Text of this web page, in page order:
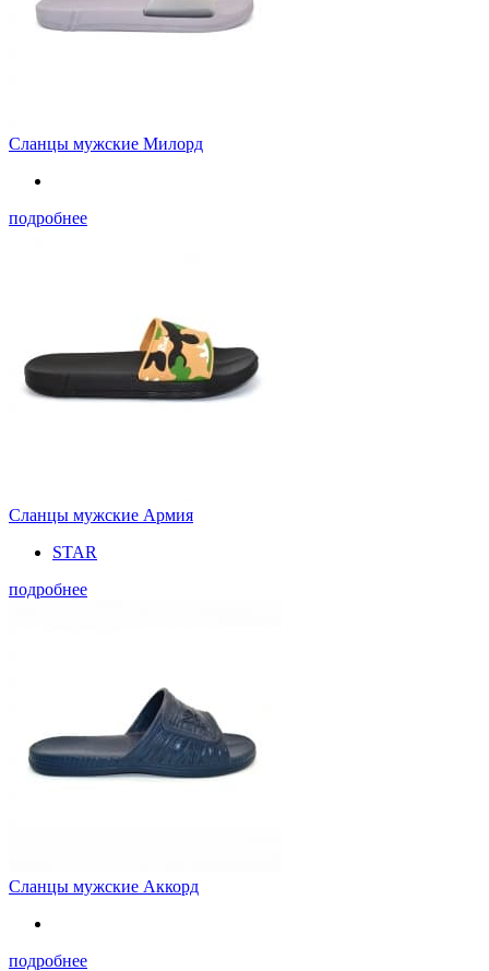
Сланцы мужские Милорд
подробнее
Сланцы мужские Армия
STAR
подробнее
Сланцы мужские Аккорд
подробнее